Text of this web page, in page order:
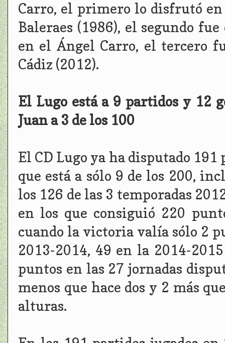
Carro, el primero lo disfrutó
Baleraes (1986), el segundo
en el Ángel Carro, el tercero
Cádiz (2012).
El Lugo está a 9 partidos y 12
Juan a 3 de los 100
El CD Lugo ya ha disputado
que está a sólo 9 de los 200,
los 126 de las 3 temporadas
en los que consiguió 220
cuando la victoria valía sólo 2
2013-2014, 49 en la 2014-
puntos en las 27 jornadas
menos que hace dos y 2 más
alturas.